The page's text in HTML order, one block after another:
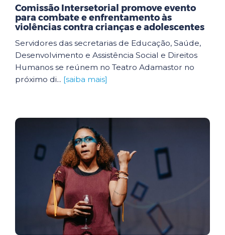
Comissão Intersetorial promove evento
para combate e enfrentamento às
violências contra crianças e adolescentes
Servidores das secretarias de Educação, Saúde,
Desenvolvimento e Assistência Social e Direitos
Humanos se reúnem no Teatro Adamastor no
próximo di... [saiba mais]